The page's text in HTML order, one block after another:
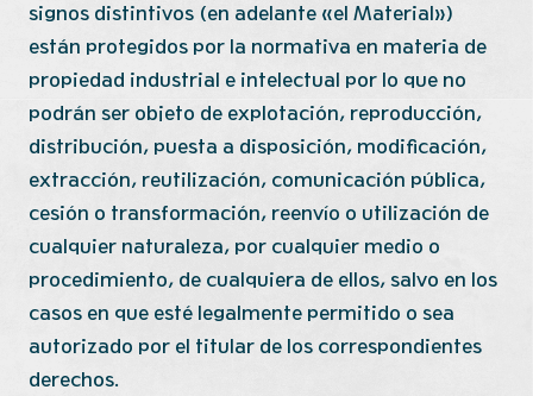
signos distintivos (en adelante «el Material»)
están protegidos por la normativa en materia de
propiedad industrial e intelectual por lo que no
podrán ser objeto de explotación, reproducción,
distribución, puesta a disposición, modificación,
extracción, reutilización, comunicación pública,
cesión o transformación, reenvío o utilización de
cualquier naturaleza, por cualquier medio o
procedimiento, de cualquiera de ellos, salvo en los
casos en que esté legalmente permitido o sea
autorizado por el titular de los correspondientes
derechos.